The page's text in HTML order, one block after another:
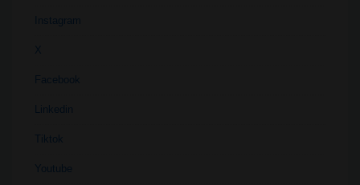
Instagram
X
Facebook
Linkedin
Tiktok
Youtube